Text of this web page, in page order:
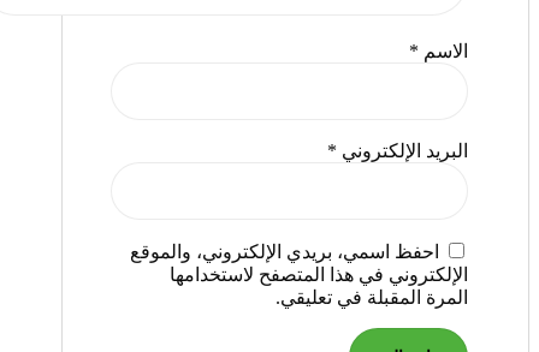
الاسم *
البريد الإلكتروني *
احفظ اسمي، بريدي الإلكتروني، والموقع
الإلكتروني في هذا المتصفح لاستخدامها
المرة المقبلة في تعليقي.